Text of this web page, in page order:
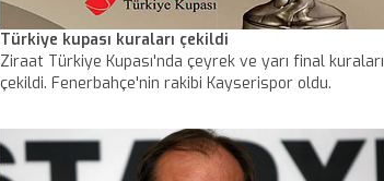
Türkiye kupası kuraları çekildi
Ziraat Türkiye Kupası'nda çeyrek ve yarı final kuraları
çekildi. Fenerbahçe'nin rakibi Kayserispor oldu.